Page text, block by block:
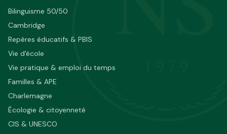
Bilinguisme 50/50
Cambridge
Repères éducatifs & PBIS
Vie d'école
Vie pratique & emploi du temps
Familles & APE
Charlemagne
Écologie & citoyenneté
CIS & UNESCO